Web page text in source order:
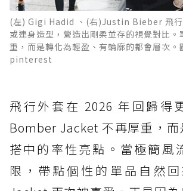
(左) Gigi Hadid 、(右)Justin Bieber 飛行
或連身造型，營造出剛柔並存的視覺對比。
重，而是轉化為輕盈、有輪廓的都會層次。
pinterest
飛行外套在 2026 年回歸得
Bomber Jacket 不再厚重，
搭中的率性亮點。當極簡風
限，帶點個性的單品自然